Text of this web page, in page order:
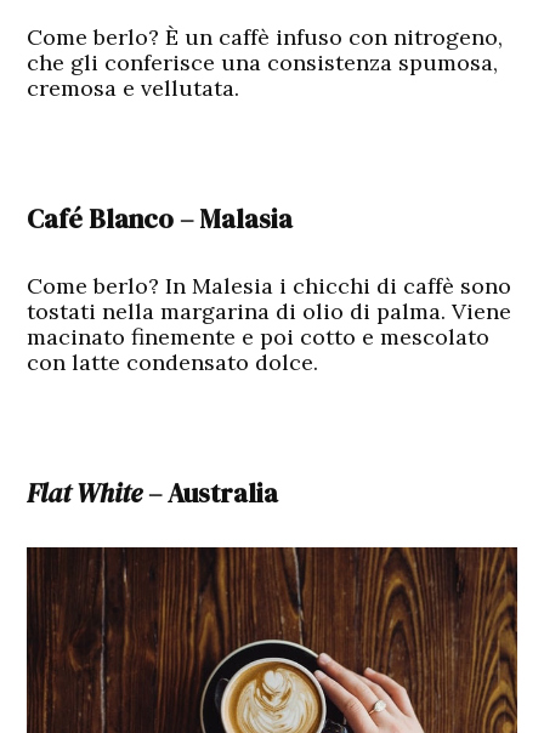
Come berlo? È un caffè infuso con nitrogeno,
che gli conferisce una consistenza spumosa,
cremosa e vellutata.
Café Blanco – Malasia
Come berlo? In Malesia i chicchi di caffè sono
tostati nella margarina di olio di palma. Viene
macinato finemente e poi cotto e mescolato
con latte condensato dolce.
Flat White– Australia